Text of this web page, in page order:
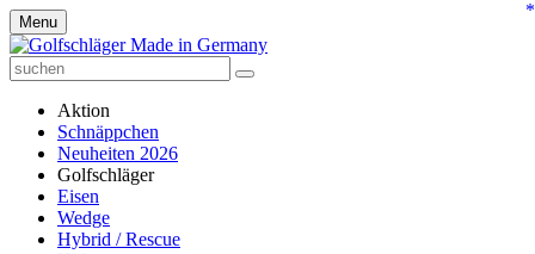
Menu
Aktion
Schnäppchen
Neuheiten 2026
Golfschläger
Eisen
Wedge
Hybrid / Rescue
*